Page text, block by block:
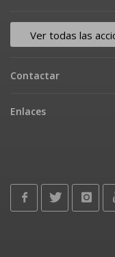
Ver todas las
Contactar
Enlaces